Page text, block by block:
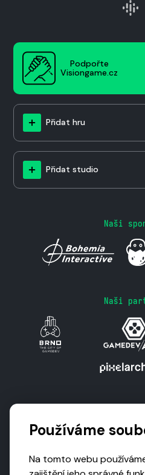
Podpořte
Visiongame.cz
Přidat hru
Přidat studio
Naši
Naši
Používáme
Na tomto webu